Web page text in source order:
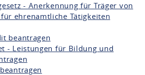
- Anerkennung für Träger von
ehrenamtliche Tätigkeiten
beantragen
- Leistungen für Bildung und